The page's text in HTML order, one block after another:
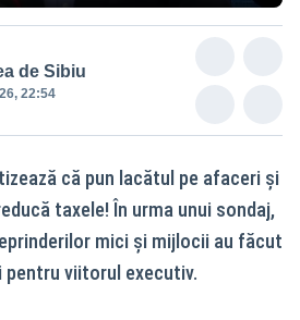
de Sibiu
22:54
că pun lacătul pe afaceri și
taxele! În urma unui sondaj,
mici și mijlocii au făcut
viitorul executiv.